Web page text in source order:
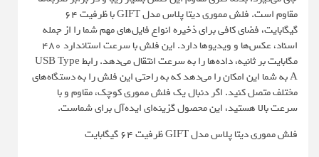
مقاوم است. فلش مموری دیتا پلاس مدل GIFT با ظرفیت ۶۴
گیگابایت، فضای کافی برای ذخیره انواع فایل‌های مهم شما را از جمله
اسناد، عکس‌ها و ویدیوها دارد. این فلش با سرعت استاندارد ۴۸۰
مگابایت بر ثانیه، داده‌ها را به سرعت انتقال می‌دهد. رابط USB Type
A به شما این امکان را می‌دهد که به راحتی این فلش را به دستگاه‌های
مختلف متصل کنید. اگر دنبال یک فلش مموری کوچک، مقاوم و با
سرعت بالا هستید، این محصول گزینه‌ای ایده‌آل برای شماست.
فلش مموری دیتا پلاس مدل GIFT ظرفیت 64 گیگابایت